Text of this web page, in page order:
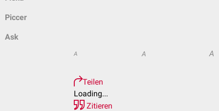
Piccer
Ask
A A A
Teilen
Loading...
Zitieren